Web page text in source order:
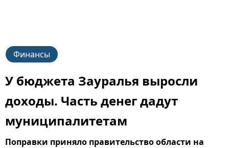
Финансы
У бюджета Зауралья выросли
доходы. Часть денег дадут
муниципалитетам
Поправки приняло правительство области на